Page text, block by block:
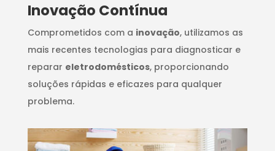
Inovação Contínua
Comprometidos com a inovação, utilizamos as
mais recentes tecnologias para diagnosticar e
reparar eletrodomésticos, proporcionando
soluções rápidas e eficazes para qualquer
problema.